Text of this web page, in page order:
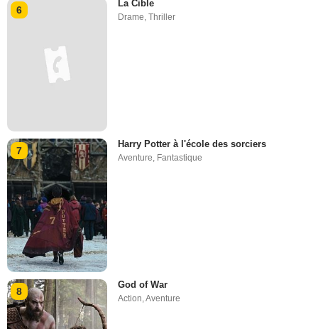
6
La Cible
Drame,Thriller
7
Harry Potter à l'école des sorciers
Aventure, Fantastique
8
God of War
Action,Aventure